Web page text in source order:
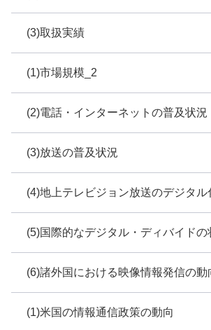
(3)取扱実績
(1)市場規模_2
(2)電話・インターネットの普及状況
(3)放送の普及状況
(4)地上テレビジョン放送のデジタル
(5)国際的なデジタル・ディバイドの
(6)諸外国における映像情報発信の動
(1)米国の情報通信政策の動向